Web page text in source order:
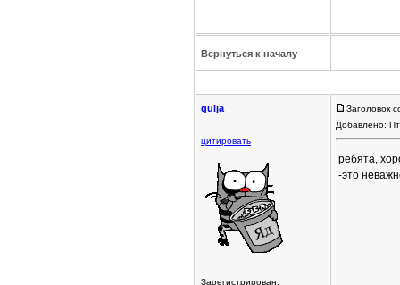
Вернуться к началу
gulja
цитировать
Зарегистрирован:
Заголовок
Добавлено:
ребята,
-это